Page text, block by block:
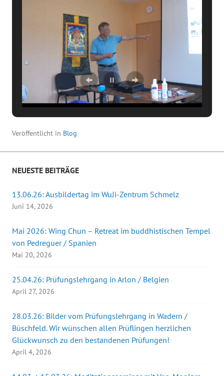
Veröffentlicht in Blog
NEUESTE BEITRÄGE
13.06.26: Ausbildertag im WuJi-Zentrum Schmelz
Juni 14, 2026
Mai 2026: Wing Chun – Retreat im buddhistischen Tempel
von Pedreguer / Spanien
Mai 20, 2026
25.04.26: Prüfungslehrgang in Arlon / Belgien
April 27, 2026
28.03.26: Bilder vom Prüfungslehrgang in Wadern /
Büschfeld. Wir wünschen allen Prüflingen herzlichen
Glückwunsch zu den bestandenen Prüfungen!
April 4, 2026